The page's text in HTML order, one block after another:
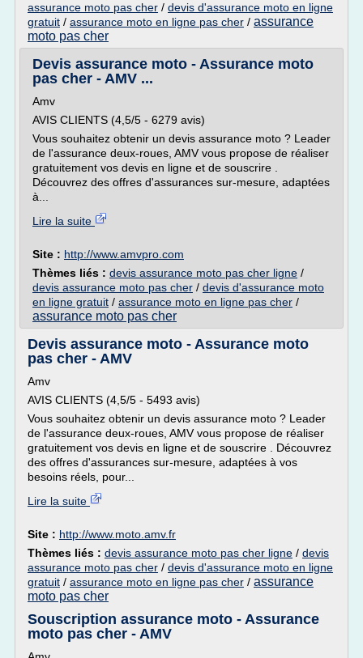
assurance moto pas cher / devis d'assurance moto en ligne
gratuit / assurance moto en ligne pas cher / assurance
moto pas cher
Devis assurance moto - Assurance moto
pas cher - AMV ...
Amv
AVIS CLIENTS (4,5/5 - 6279 avis)
Vous souhaitez obtenir un devis assurance moto ? Leader
de l'assurance deux-roues, AMV vous propose de réaliser
gratuitement vos devis en ligne et de souscrire .
Découvrez des offres d'assurances sur-mesure, adaptées
à...
Lire la suite
Site : http://www.amvpro.com
Thèmes liés : devis assurance moto pas cher ligne /
devis assurance moto pas cher / devis d'assurance moto
en ligne gratuit / assurance moto en ligne pas cher /
assurance moto pas cher
Devis assurance moto - Assurance moto
pas cher - AMV
Amv
AVIS CLIENTS (4,5/5 - 5493 avis)
Vous souhaitez obtenir un devis assurance moto ? Leader
de l'assurance deux-roues, AMV vous propose de réaliser
gratuitement vos devis en ligne et de souscrire . Découvrez
des offres d'assurances sur-mesure, adaptées à vos
besoins réels, pour...
Lire la suite
Site : http://www.moto.amv.fr
Thèmes liés : devis assurance moto pas cher ligne / devis
assurance moto pas cher / devis d'assurance moto en ligne
gratuit / assurance moto en ligne pas cher / assurance
moto pas cher
Souscription assurance moto - Assurance
moto pas cher - AMV